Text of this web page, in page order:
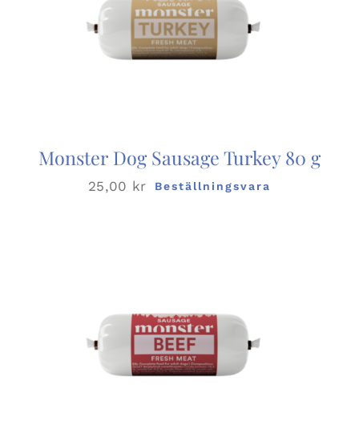
Monster Dog Sausage Turkey 80 g
25,00 kr Beställningsvara